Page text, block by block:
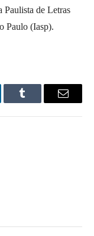
Paulista de Letras
Paulo (Iasp).
Tumblr Email